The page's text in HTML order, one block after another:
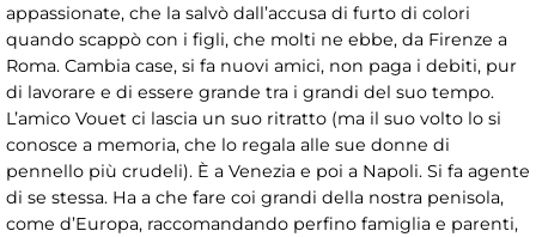
appassionate, che la salvò dall’accusa di furto di colori
quando scappò con i figli, che molti ne ebbe, da Firenze a
Roma. Cambia case, si fa nuovi amici, non paga i debiti, pur
di lavorare e di essere grande tra i grandi del suo tempo.
L’amico Vouet ci lascia un suo ritratto (ma il suo volto lo si
conosce a memoria, che lo regala alle sue donne di
pennello più crudeli). È a Venezia e poi a Napoli. Si fa agente
di se stessa. Ha a che fare coi grandi della nostra penisola,
come d’Europa, raccomandando perfino famiglia e parenti,